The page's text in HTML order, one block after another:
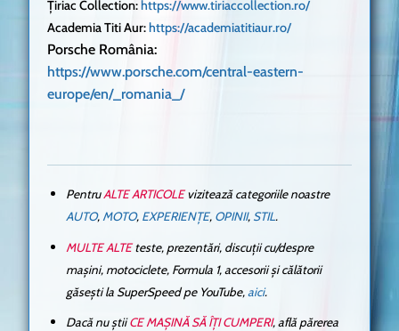
Țiriac Collection: https://www.tiriaccollection.ro/
Academia Titi Aur:https://academiatitiaur.ro/
Porsche România:
https://www.porsche.com/central-eastern-
europe/en/_romania_/
PentruALTE ARTICOLEvizitează categoriile noastre
AUTO, MOTO, EXPERIENȚE, OPINII, STIL.
MULTE ALTEteste, prezentări, discuții cu/despre
mașini, motociclete, Formula 1, accesorii și călătorii
găsești la SuperSpeed pe YouTube,aici.
Dacă nu știiCE MAȘINĂ SĂ ÎȚI CUMPERI, află părerea